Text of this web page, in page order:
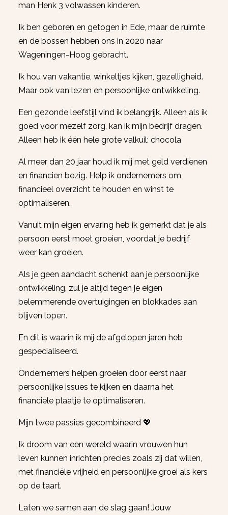
man Henk 3 volwassen kinderen.
Ik ben geboren en getogen in Ede, maar de ruimte
en de bossen hebben ons in 2020 naar
Wageningen-Hoog gebracht.
Ik hou van vakantie, winkeltjes kijken, gezelligheid.
Maar ook van lezen en persoonlijke ontwikkeling.
Een gezonde leefstijl vind ik belangrijk. Alleen als ik
goed voor mezelf zorg, kan ik mijn bedrijf dragen.
Alleen heb ik één hele grote valkuil: chocola
Al meer dan 20 jaar houd ik mij met geld verdienen
en financien bezig. Help ik ondernemers om
financieel overzicht te houden en winst te
optimaliseren.
Vanuit mijn eigen ervaring heb ik gemerkt dat je als
persoon eerst moet groeien, voordat je bedrijf
weer kan groeien.
Als je geen aandacht schenkt aan je persoonlijke
ontwikkeling, zul je altijd tegen je eigen
belemmerende overtuigingen en blokkades aan
blijven lopen.
En dit is waarin ik mij de afgelopen jaren heb
gespecialiseerd.
Ondernemers helpen groeien door eerst naar
persoonlijke issues te kijken en daarna het
financiele plaatje te optimaliseren.
Mijn twee passies gecombineerd 💖
Ik droom van een wereld waarin vrouwen hun
leven kunnen inrichten precies zoals zij dat willen,
met financiële vrijheid en persoonlijke groei als kers
op de taart.
Laten we samen aan de slag gaan! Jouw